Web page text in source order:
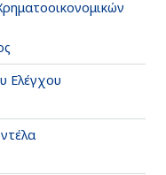
Ελέγχου